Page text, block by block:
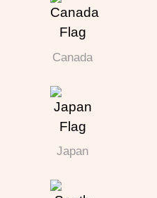
Canada
Japan